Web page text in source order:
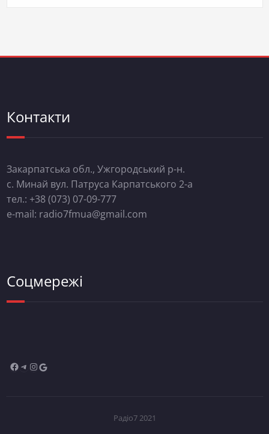
Контакти
Закарпатська обл., Ужгородський р-н.
с. Минай вул. Патруса Карпатського 2-а
тел.: +38 (073) 07-09-777
e-mail: radio7fmua@gmail.com
Соцмережі
Радіо7 2021